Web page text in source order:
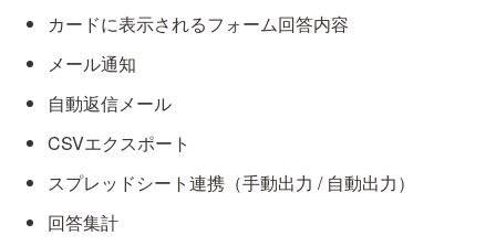
カードに表示されるフォーム回答内容
メール通知
自動返信メール
CSVエクスポート
スプレッドシート連携（手動出力 / 自動出力）
回答集計